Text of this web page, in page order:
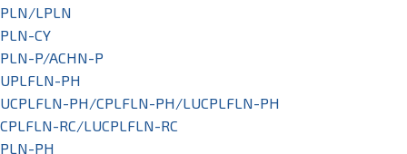
PLN/LPLN
PLN-CY
PLN-P/ACHN-P
UPLFLN-PH
UCPLFLN-PH/CPLFLN-PH/LUCPLFLN-PH
CPLFLN-RC/LUCPLFLN-RC
PLN-PH